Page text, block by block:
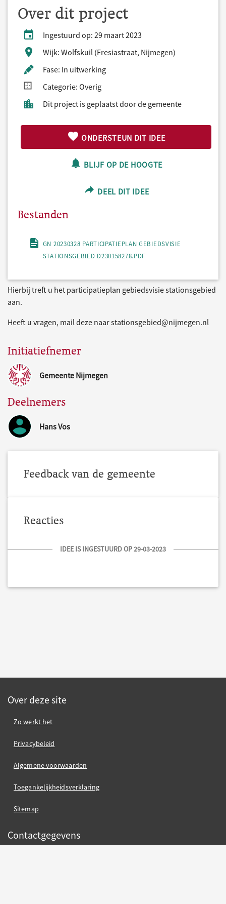
Over dit project
Ingestuurd op: 29 maart 2023
Wijk: Wolfskuil (Fresiastraat, Nijmegen)
Fase: In uitwerking
Categorie: Overig
Dit project is geplaatst door de gemeente
ONDERSTEUN DIT IDEE
BLIJF OP DE HOOGTE
DEEL DIT IDEE
Bestanden
GN 20230328 PARTICIPATIEPLAN GEBIEDSVISIE
STATIONSGEBIED D230158278.PDF
Hierbij treft u het participatieplan gebiedsvisie stationsgebied
aan.
Heeft u vragen, mail deze naar stationsgebied@nijmegen.nl
Initiatiefnemer
Gemeente Nijmegen
Deelnemers
Hans Vos
Feedback van de gemeente
Reacties
IDEE IS INGESTUURD OP 29-03-2023
Over deze site
Zo werkt het
Privacybeleid
Algemene voorwaarden
Toegankelijkheidsverklaring
Sitemap
Contactgegevens